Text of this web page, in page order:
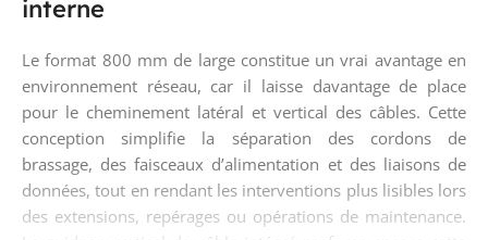
interne
Le format 800 mm de large constitue un vrai avantage en
environnement réseau, car il laisse davantage de place
pour le cheminement latéral et vertical des câbles. Cette
conception simplifie la séparation des cordons de
brassage, des faisceaux d’alimentation et des liaisons de
données, tout en rendant les interventions plus lisibles lors
des extensions, repérages ou opérations de maintenance.